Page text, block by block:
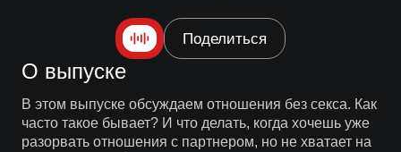
Поделиться
О выпуске
В этом выпуске обсуждаем отношения без секса. Как
часто такое бывает? И что делать, когда хочешь уже
разорвать отношения с партнером, но не хватает на